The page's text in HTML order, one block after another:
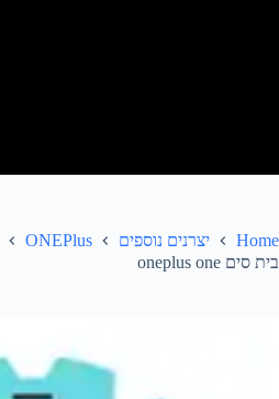
Home יצרנים נוספים ONEPlus
בית סים oneplus one